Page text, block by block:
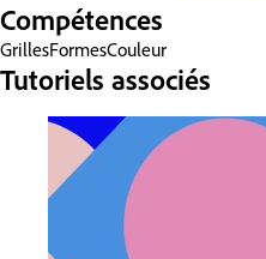
Compétences
GrillesFormesCouleur
Tutoriels associés